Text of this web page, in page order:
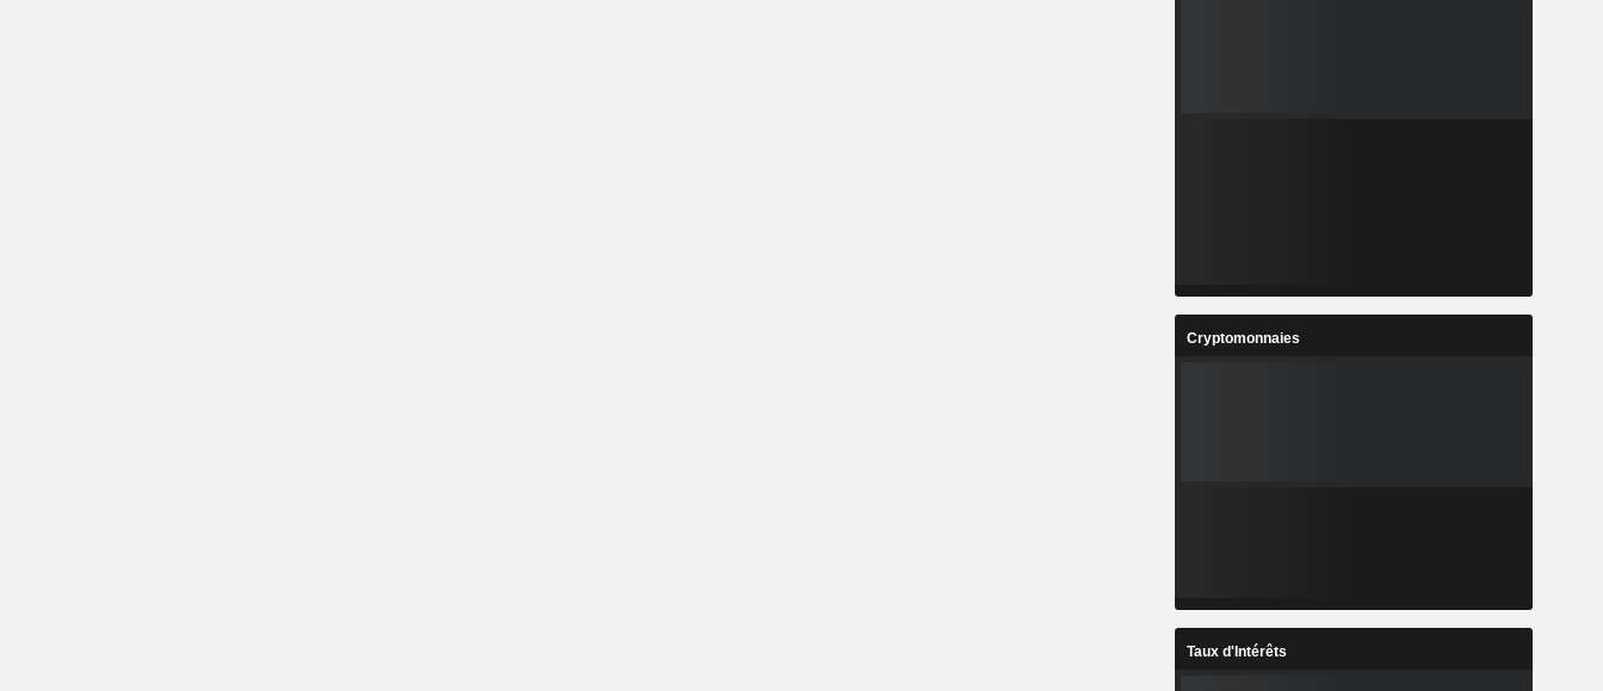
Cryptomonnaies
Taux d'Intérêts